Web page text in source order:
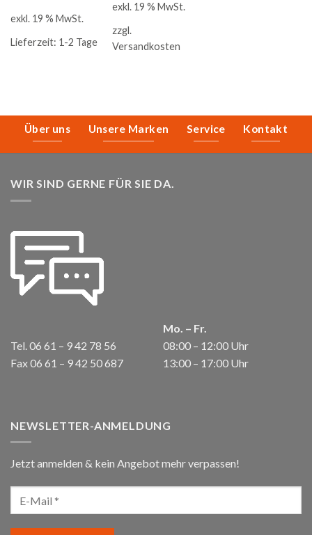
exkl. 19 % MwSt.
Lieferzeit: 1-2 Tage
exkl. 19 % MwSt.
zzgl.
Versandkosten
Über uns Unsere Marken Service Kontakt
WIR SIND GERNE FÜR SIE DA.
Tel. 06 61 – 9 42 78 56
Fax 06 61 – 9 42 50 687
Mo. – Fr.
08:00 – 12:00 Uhr
13:00 – 17:00 Uhr
NEWSLETTER-ANMELDUNG
Jetzt anmelden & kein Angebot mehr verpassen!